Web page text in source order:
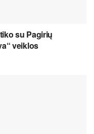
su Pagirių
veiklos